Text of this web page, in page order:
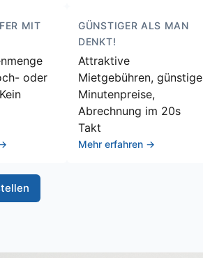
MIT
oder
GÜNSTIGER ALS MAN
DENKT!
Attraktive
Mietgebühren, günstige
Minutenpreise,
Abrechnung im 20s
Takt
Mehr erfahren →